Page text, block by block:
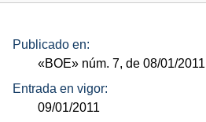
Publicado en:
«BOE» núm. 7, de 08/01/
Entrada en vigor:
09/01/2011